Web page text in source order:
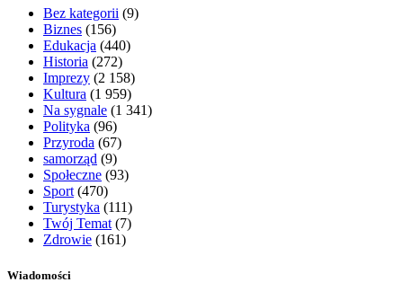
Bez kategorii (9)
Biznes (156)
Edukacja (440)
Historia (272)
Imprezy (2 158)
Kultura (1 959)
Na sygnale (1 341)
Polityka (96)
Przyroda (67)
samorząd (9)
Społeczne (93)
Sport(470)
Turystyka (111)
Twój Temat(7)
Zdrowie (161)
Wiadomości